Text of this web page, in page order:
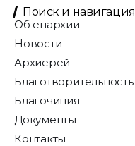
Поиск и навигация
Об епархии
Новости
Архиерей
Благотворительность
Благочиния
Документы
Контакты